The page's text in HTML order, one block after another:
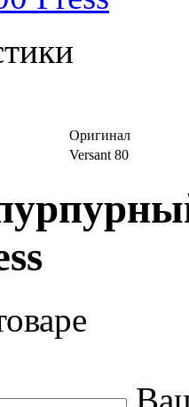
Оригинал
Versant 80